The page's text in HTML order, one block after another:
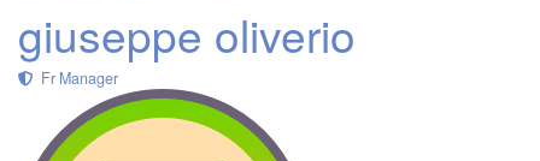
giuseppe oliverio
Fr Manager